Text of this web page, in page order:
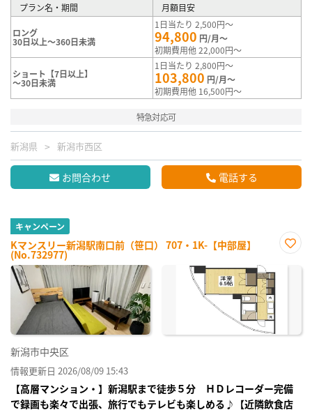
プラン名・期間 月額目安
ロング
30日以上～360日未満
1日当たり 2,500円～
94,800 円/月～
初期費用他 22,000円～
ショート【7日以上】
～30日未満
1日当たり 2,800円～
103,800 円/月～
初期費用他 16,500円～
特急対応可
新潟県 新潟市西区
お問合わせ 電話する
キャンペーン
Kマンスリー新潟駅南口前（笹口） 707・1K-【中部屋】
(No.732977)
に入
新潟市中央区
情報更新日 2026/08/09 15:43
【高層マンション・】新潟駅まで徒歩５分 ＨＤレコーダー完備
で録画も楽々で出張、旅行でもテレビも楽しめる♪【近隣飲食店